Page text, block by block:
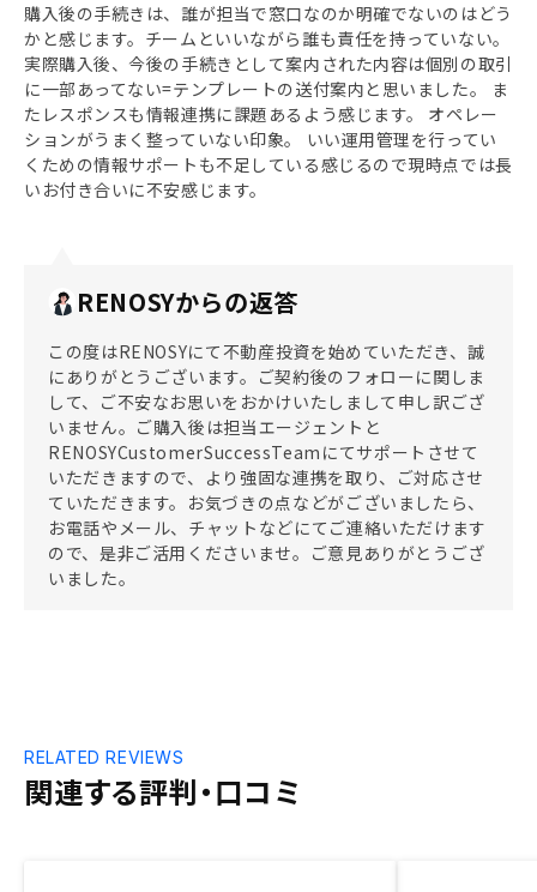
購入後の手続きは、誰が担当で窓口なのか明確でないのはどう
かと感じます。チームといいながら誰も責任を持っていない。
実際購入後、今後の手続きとして案内された内容は個別の取引
に一部あってない=テンプレートの送付案内と思いました。 ま
たレスポンスも情報連携に課題あるよう感じます。 オペレー
ションがうまく整っていない印象。 いい運用管理を行ってい
くための情報サポートも不足している感じるので現時点では長
いお付き合いに不安感じます。
RENOSYからの返答
この度はRENOSYにて不動産投資を始めていただき、誠
にありがとうございます。ご契約後のフォローに関しま
して、ご不安なお思いをおかけいたしまして申し訳ござ
いません。ご購入後は担当エージェントと
RENOSYCustomerSuccessTeamにてサポートさせて
いただきますので、より強固な連携を取り、ご対応させ
ていただきます。お気づきの点などがございましたら、
お電話やメール、チャットなどにてご連絡いただけます
ので、是非ご活用くださいませ。ご意見ありがとうござ
いました。
関連する評判・口コミ
RELATED REVIEWS